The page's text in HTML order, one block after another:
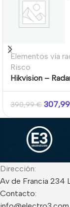
Elementos vía
Risco
Hikvision –
Detección de
Personas POE
390,99€ 307,99
Dirección:
Av de Francia 234
Contacto: